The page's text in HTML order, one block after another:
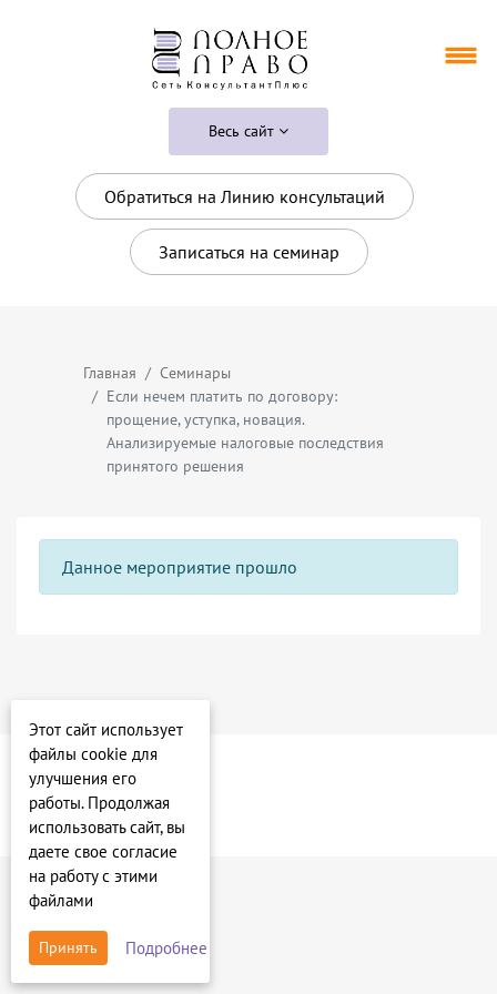
Весь сайт
Обратиться на Линию консультаций
Записаться на семинар
Главная
Семинары
Если нечем платить по договору:
прощение, уступка, новация.
Анализируемые налоговые последствия
принятого решения
Данное мероприятие прошло
Этот сайт использует
файлы cookie для
улучшения его
работы. Продолжая
использовать сайт, вы
даете свое согласие
на работу с этими
файлами
Принять Подробнее